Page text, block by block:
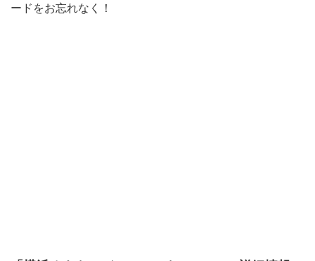
ードをお忘れなく！